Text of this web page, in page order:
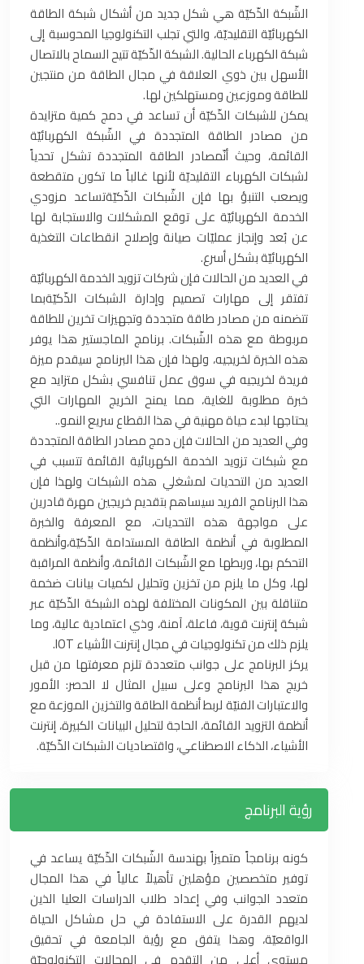
الشّبكة الذّكيّة هي شكل جديد من أشكال شبكة الطاقة
الكهربائيّة التقليديّة، والتي تجلب التكنولوجيا المحوسبة إلى
شبكة الكهرباء الحالية. الشبكة الذّكيّة تتيح السماح بالاتصال
الأسهل بين ذوي العلاقة في مجال الطاقة من منتجين
للطاقة وموزعين ومستهلكين لها.
يمكن للشبكات الذّكيّة أن تساعد في دمج كمية متزايدة
من مصادر الطاقة المتجددة في الشّبكة الكهربائيّة
القائمة، وحيث أنّمصادر الطاقة المتجددة تشكل تحدياً
لشبكات الكهرباء التقليديّة لأنها غالباً ما تكون متقطعة
ويصعب التنبؤ بها فإن الشّبكات الذّكيّةتساعد مزودي
الخدمة الكهربائيّة على توقع المشكلات والاستجابة لها
عن بُعد وإنجاز عمليّات صيانة وإصلاح انقطاعات التغذية
الكهربائيّة بشكل أسرع.
في العديد من الحالات فإن شركات تزويد الخدمة الكهربائيّة
تفتقر إلى مهارات تصميم وإدارة الشبكات الذّكيّةبما
تتضمنه من مصادر طاقة متجددة وتجهيزات تخرين للطاقة
مربوطة مع هذه الشّبكات. برنامج الماجستير هذا يوفر
هذه الخبرة لخريجيه، ولهذا فإن هذا البرنامج سيقدم ميزة
فريدة لخريجيه في سوق عمل تنافسي بشكل متزايد مع
خبرة مطلوبة للغاية، مما يمنح الخريج المهارات التي
يحتاجها لبدء حياة مهنية في هذا القطاع سريع النمو..
وفي العديد من الحالات فإن دمج مصادر الطاقة المتجددة
مع شبكات تزويد الخدمة الكهربائية القائمة تتسبب في
العديد من التحديات لمشغلي هذه الشبكات ولهذا فإن
هذا البرنامج الفريد سيساهم بتقديم خريجين مهرة قادرين
على مواجهة هذه التحديات، مع المعرفة والخبرة
المطلوبة في أنظمة الطاقة المستدامة الذّكيّة،وأنظمة
التحكم بها، وربطها مع الشّبكات القائمة، وأنظمة المراقبة
لها، وكل ما يلزم من تخزين وتحليل لكميات بيانات ضخمة
متناقلة بين المكونات المختلفة لهذه الشبكة الذّكيّة عبر
شبكة إنترنت قوية، فاعلة، آمنة، وذي اعتمادية عالية، وما
يلزم ذلك من تكنولوجيات في مجال إنترنت الأشياء IOT.
يركز البرنامج على جوانب متعددة تلزم معرفتها من قبل
خريج هذا البرنامج وعلى سبيل المثال لا الحصر: الأمور
والاعتبارات الفنيّة لربط أنظمة الطاقة والتخزين الموزعة مع
أنظمة التزويد القائمة، الحاجة لتحليل البيانات الكبيرة، إنترنت
الأشياء، الذكاء الاصطناعي، واقتصاديات الشبكات الذّكيّة.
رؤية البرنامج
كونه برنامجاً متميزاً بهندسة الشّبكات الذّكيّة يساعد في
توفير متخصصين مؤهلين تأهيلاً عالياً في هذا المجال
متعدد الجوانب وفي إعداد طلاب الدراسات العليا الذين
لديهم القدرة على الاستفادة في حل مشاكل الحياة
الواقعيّة، وهذا يتفق مع رؤية الجامعة في تحقيق